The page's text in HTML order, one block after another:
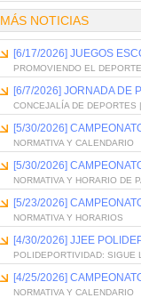
MÁS NOTICIAS
[6/17/2026] JUEGOS
PROMOVIENDO EL
[6/7/2026] JORNADA DE
CONCEJALÍA DE
[5/30/2026]
NORMATIVA Y CALENDARIO
[5/30/2026]
NORMATIVA Y HORARIO DE
[5/23/2026]
NORMATIVA Y HORARIOS
[4/30/2026] JJEE
POLIDEPORTIVIDAD: SIGUE
[4/25/2026]
NORMATIVA Y CALENDARIO